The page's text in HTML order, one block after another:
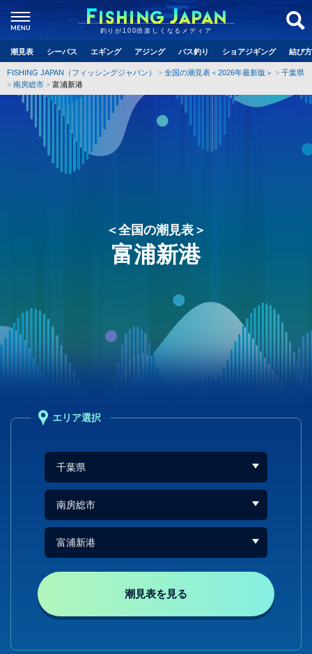
釣りが100倍楽しくなるメディア
潮見表 シーバス エギング アジング バス釣り ショアジギング 結び
FISHING JAPAN（フィッシングジャパン） 全国の潮見表＜2026年最新版＞
千葉県
南房総市
富浦新港
＜全国の潮見表＞
富浦新港
エリア選択
潮見表を見る